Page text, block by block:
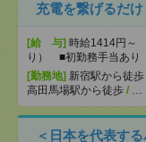
充電を繋げるだ
[給 与] 時給1414円～
り） ■初勤務手当あ
[勤務地] 新宿駅から徒歩
高田馬場駅から徒歩 / …
＜日本を代表す